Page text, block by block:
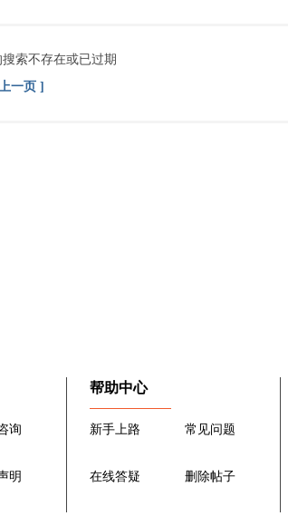
索不存在或已过期
一页 ]
询
明
帮助中心
新手上路 常见问题
在线答疑 删除帖子